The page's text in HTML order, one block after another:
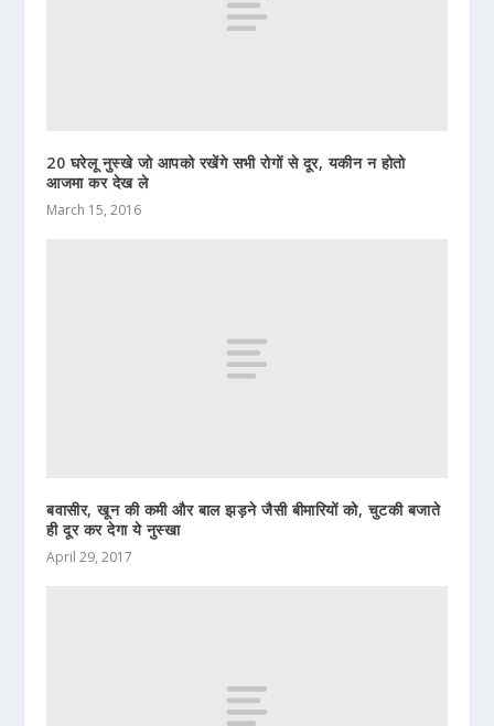
20 घरेलू नुस्खे जो आपको रखेंगे सभी रोगों से दूर, यकीन न होतो
आजमा कर देख ले
March 15, 2016
बवासीर, खून की कमी और बाल झड़ने जैसी बीमारियों को, चुटकी बजाते
ही दूर कर देगा ये नुस्खा
April 29, 2017